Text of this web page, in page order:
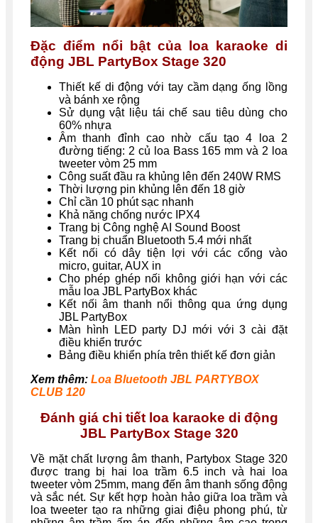
Đặc điểm nổi bật của loa karaoke di
động JBL PartyBox Stage 320
Thiết kế di động với tay cầm dạng ống lồng
và bánh xe rộng
Sử dụng vật liệu tái chế sau tiêu dùng cho
60% nhựa
Âm thanh đỉnh cao nhờ cấu tạo 4 loa 2
đường tiếng: 2 củ loa Bass 165 mm và 2 loa
tweeter vòm 25 mm
Công suất đầu ra khủng lên đến 240W RMS
Thời lượng pin khủng lên đến 18 giờ
Chỉ cần 10 phút sạc nhanh
Khả năng chống nước IPX4
Trang bị Công nghệ AI Sound Boost
Trang bị chuẩn Bluetooth 5.4 mới nhất
Kết nối có dây tiện lợi với các cổng vào
micro, guitar, AUX in
Cho phép ghép nối không giới hạn với các
mẫu loa JBL PartyBox khác
Kết nối âm thanh nổi thông qua ứng dụng
JBL PartyBox
Màn hình LED party DJ mới với 3 cài đặt
điều khiển trước
Bảng điều khiển phía trên thiết kế đơn giản
Xem thêm: Loa Bluetooth JBL PARTYBOX
CLUB 120
Đánh giá chi tiết loa karaoke di động
JBL PartyBox Stage 320
Về mặt chất lượng âm thanh, Partybox Stage 320
được trang bị hai loa trầm 6.5 inch và hai loa
tweeter vòm 25mm, mang đến âm thanh sống động
và sắc nét. Sự kết hợp hoàn hảo giữa loa trầm và
loa tweeter tạo ra những giai điệu phong phú, từ